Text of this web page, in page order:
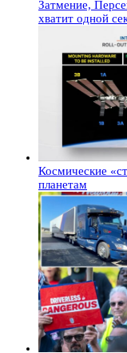
Затмение,
хватит одной
Космические
планетам